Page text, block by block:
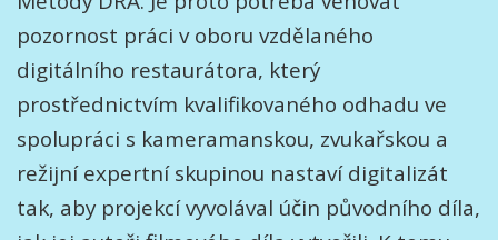
pozornost práci v oboru vzdělaného
digitálního restaurátora, který
prostřednictvím kvalifikovaného odhadu ve
spolupráci s kameramanskou, zvukařskou a
režijní expertní skupinou nastaví digitalizát
tak, aby projekcí vyvolával účin původního díla,